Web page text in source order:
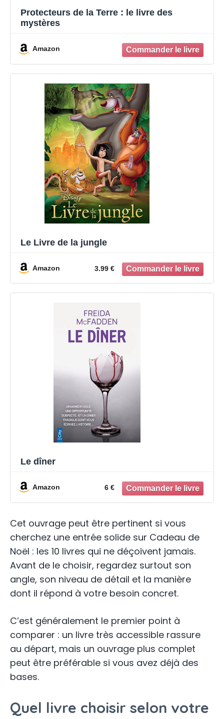
Protecteurs de la Terre : le livre des
mystères
Amazon
Le Livre de la jungle
Amazon 3.99 €
Le dîner
Amazon 6 €
Cet ouvrage peut être pertinent si vous
cherchez une entrée solide sur Cadeau de
Noël : les 10 livres qui ne déçoivent jamais.
Avant de le choisir, regardez surtout son
angle, son niveau de détail et la manière
dont il répond à votre besoin concret.
C’est généralement le premier point à
comparer : un livre très accessible rassure
au départ, mais un ouvrage plus complet
peut être préférable si vous avez déjà des
bases.
Quel livre choisir selon votre